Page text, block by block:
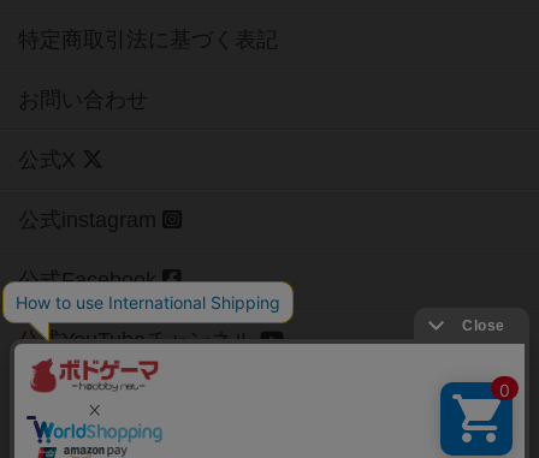
特定商取引法に基づく表記
お問い合わせ
公式X
公式instagram
公式Facebook
公式YouTubeチャンネル